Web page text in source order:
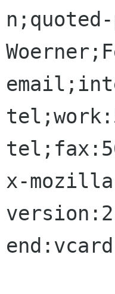
x-
end:vcard